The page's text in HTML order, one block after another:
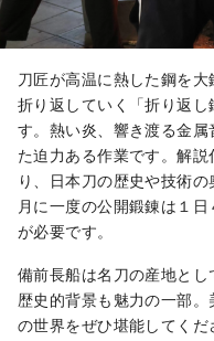
刀匠が高温に熱した鋼を
折り返していく「折り返
す。熱い炎、響き渡る金
た迫力ある作業です。解
り、日本刀の歴史や技術の
月に一度の公開鍛錬は１
が必要です。
備前長船は名刀の産地と
歴史的背景も魅力の一部
の世界をぜひ堪能してくだ